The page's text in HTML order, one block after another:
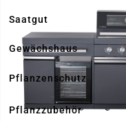
Saatgut
Gewächshaus
Pflanzenschutz
Pflanzzubehör